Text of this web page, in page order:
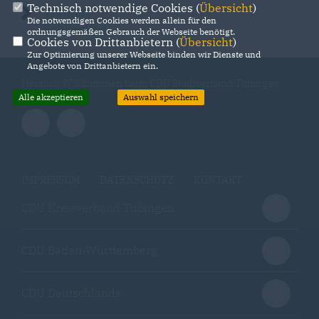
Thomas
Schwenke
Technisch notwendige Cookies (Übersicht)
Die notwendigen Cookies werden allein für den
ordnungsgemäßen Gebrauch der Webseite benötigt.
Cookies von Drittanbietern (Übersicht)
Zur Optimierung unserer Webseite binden wir Dienste und
Angebote von Drittanbietern ein.
Alle akzeptieren Auswahl speichern